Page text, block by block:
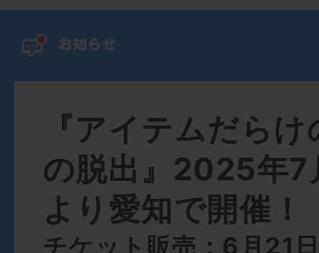
『アイテムだら
の脱出』2025年7
より愛知で開催！
チケット販売：6月21